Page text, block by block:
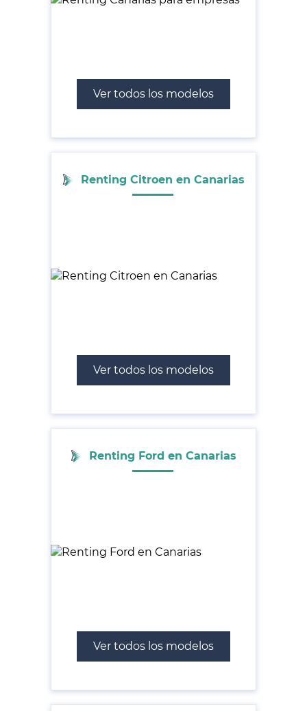
Ver todos los modelos
Renting Citroen en Canarias
Ver todos los modelos
Renting Ford en Canarias
Ver todos los modelos